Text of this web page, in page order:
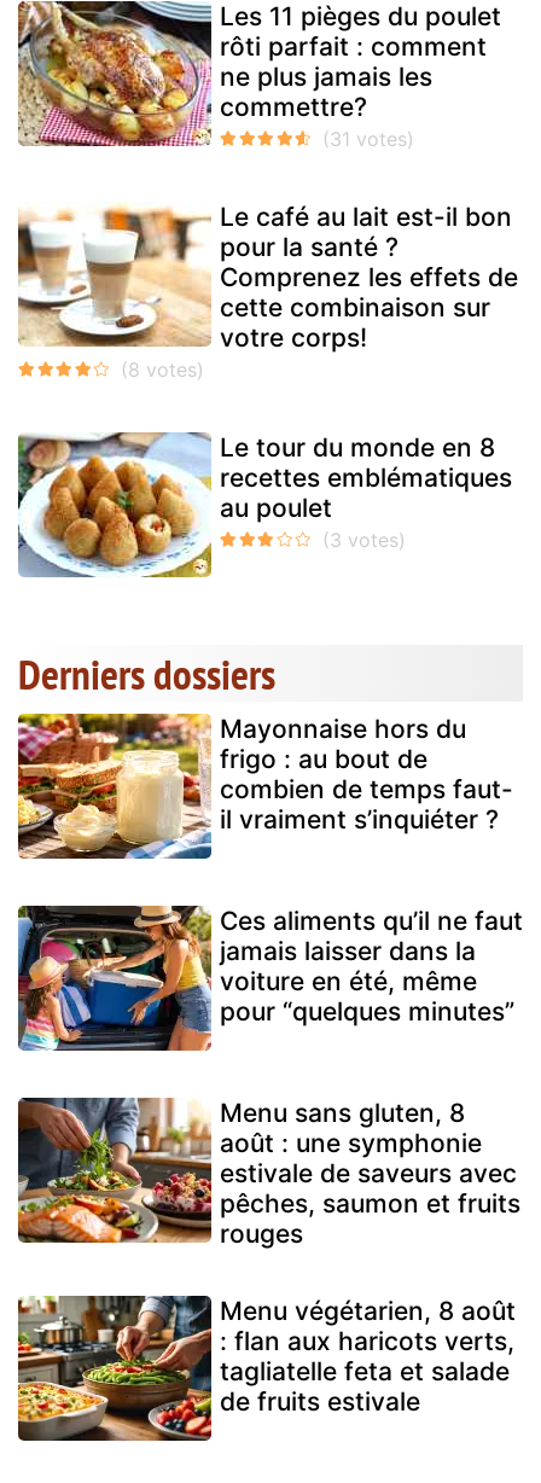
Les 11 pièges du poulet
rôti parfait : comment
ne plus jamais les
commettre?
Le café au lait est-il bon
pour la santé ?
Comprenez les effets de
cette combinaison sur
votre corps!
Le tour du monde en 8
recettes emblématiques
au poulet
Derniers dossiers
Mayonnaise hors du
frigo : au bout de
combien de temps faut-
il vraiment s’inquiéter ?
Ces aliments qu’il ne faut
jamais laisser dans la
voiture en été, même
pour “quelques minutes”
Menu sans gluten, 8
août : une symphonie
estivale de saveurs avec
pêches, saumon et fruits
rouges
Menu végétarien, 8 août
: flan aux haricots verts,
tagliatelle feta et salade
de fruits estivale